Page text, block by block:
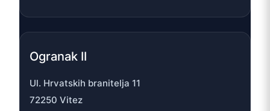
Ogranak II
Ul. Hrvatskih branitelja 11
72250 Vitez